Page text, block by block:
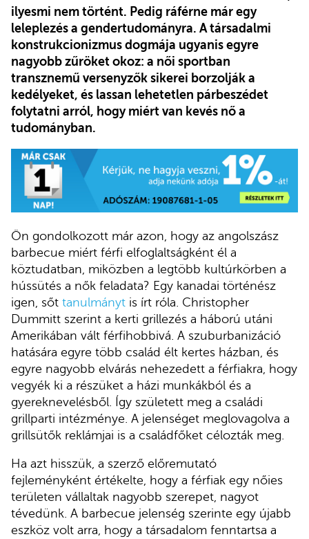
ilyesmi nem történt. Pedig ráférne már egy
leleplezés a gendertudományra. A társadalmi
konstrukcionizmus dogmája ugyanis egyre
nagyobb zűröket okoz: a női sportban
transznemű versenyzők sikerei borzolják a
kedélyeket, és lassan lehetetlen párbeszédet
folytatni arról, hogy miért van kevés nő a
tudományban.
Ön gondolkozott már azon, hogy az angolszász
barbecue miért férfi elfoglaltságként él a
köztudatban, miközben a legtöbb kultúrkörben a
hússütés a nők feladata? Egy kanadai történész
igen, sőt tanulmányt is írt róla. Christopher
Dummitt szerint a kerti grillezés a háború utáni
Amerikában vált férfihobbivá. A szuburbanizáció
hatására egyre több család élt kertes házban, és
egyre nagyobb elvárás nehezedett a férfiakra, hogy
vegyék ki a részüket a házi munkákból és a
gyereknevelésből. Így született meg a családi
grillparti intézménye. A jelenséget meglovagolva a
grillsütők reklámjai is a családfőket célozták meg.
Ha azt hisszük, a szerző előremutató
fejleményként értékelte, hogy a férfiak egy nőies
területen vállaltak nagyobb szerepet, nagyot
tévedünk. A barbecue jelenség szerinte egy újabb
eszköz volt arra, hogy a társadalom fenntartsa a